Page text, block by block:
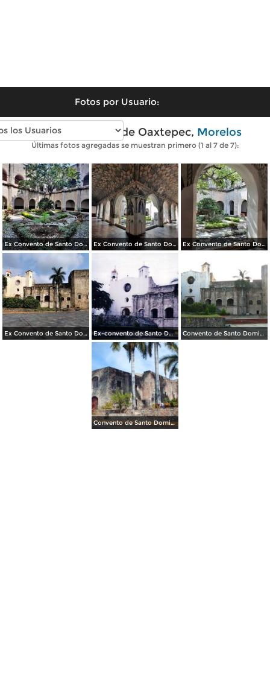
Fotos por Usuario:
Fotos modernas de Oaxtepec, Morelos
Últimas fotos agregadas se muestran primero (1 al 7 de 7):
Ex Convento de Santo Domingo de Guzmán Ex Convento de Santo Domingo de Guzmán Ex Convento de Santo Domingo de Guzmán
Ex Convento de Santo Domingo de Guzmán Ex-convento de Santo Domingo, siglo XVI. Oaxtepec, Morelos Convento de Santo Domingo
Convento de Santo Domingo